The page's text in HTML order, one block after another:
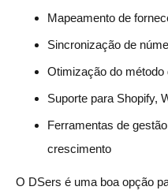
Mapeamento de
Sincronização de
Otimização do método
Suporte para Shopify,
Ferramentas de
crescimento
O DSers é uma boa opção